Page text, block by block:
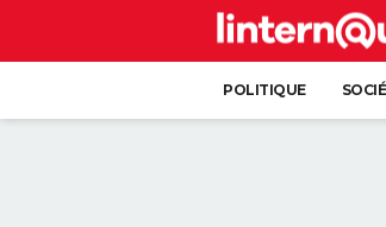
POLITIQUE